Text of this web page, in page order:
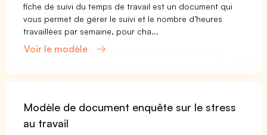
fiche de suivi du temps de travail est un document qui
vous permet de gérer le suivi et le nombre d’heures
travaillées par semaine, pour cha...
Voir le modèle
Modèle de document enquête sur le stress
au travail